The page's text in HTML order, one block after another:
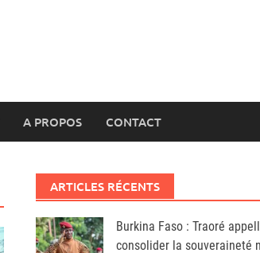
A PROPOS CONTACT
ARTICLES RÉCENTS
Burkina Faso : Traoré
consolider la souveraineté